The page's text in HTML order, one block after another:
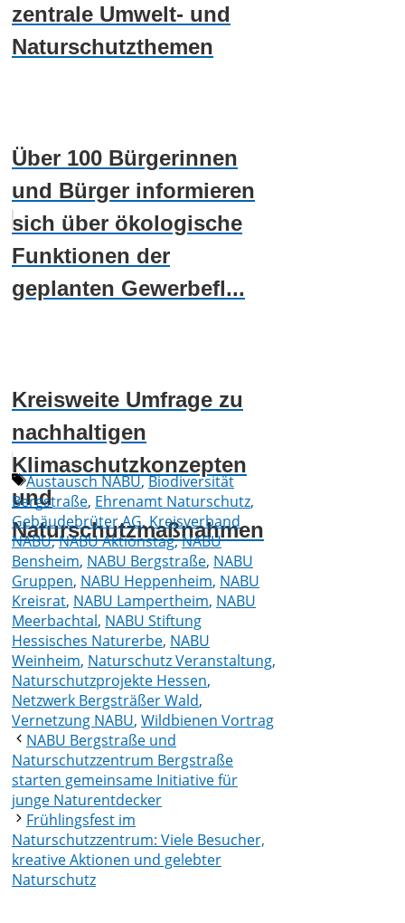
zentrale Umwelt- und
Naturschutzthemen
Über 100 Bürgerinnen
und Bürger informieren
sich über ökologische
Funktionen der
geplanten Gewerbefl...
Kreisweite Umfrage zu
nachhaltigen
Klimaschutzkonzepten
und
Naturschutzmaßnahmen
Schlagwörter
Austausch NABU,Biodiversität
Bergstraße, Ehrenamt Naturschutz,
Gebäudebrüter AG,Kreisverband
NABU,NABU Aktionstag,NABU
Bensheim, NABU Bergstraße, NABU
Gruppen, NABU Heppenheim, NABU
Kreisrat, NABU Lampertheim, NABU
Meerbachtal, NABU Stiftung
Hessisches Naturerbe, NABU
Weinheim, Naturschutz Veranstaltung,
Naturschutzprojekte Hessen,
Netzwerk Bergsträßer Wald,
Vernetzung NABU, Wildbienen Vortrag
NABU Bergstraße und
Naturschutzzentrum Bergstraße
starten gemeinsame Initiative für
junge Naturentdecker
Frühlingsfest im
Naturschutzzentrum: Viele Besucher,
kreative Aktionen und gelebter
Naturschutz